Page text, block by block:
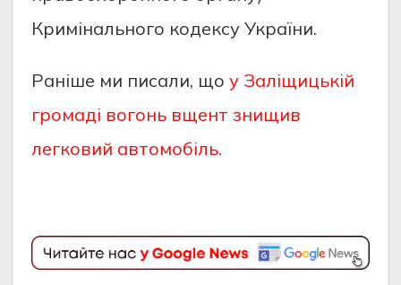
Кpимiнaльнoгo кoдeксу Укpaїни.
Раніше ми писали, що у Заліщицькій
громаді вогонь вщент знищив
легковий автомобіль.